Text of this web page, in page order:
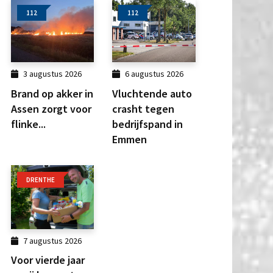
112
3 augustus 2026
Brand op akker in
Assen zorgt voor
flinke...
112
6 augustus 2026
Vluchtende auto
crasht tegen
bedrijfspand in
Emmen
DRENTHE
7 augustus 2026
Voor vierde jaar